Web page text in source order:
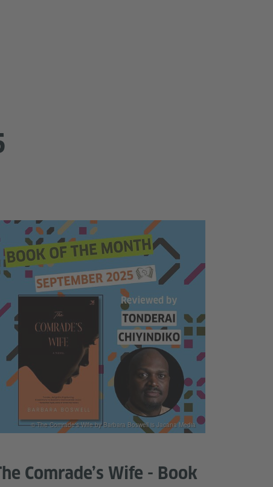
Comrade’s Wife - Book
© The Comrade's Wife by Barbara Boswell is Jacana Media